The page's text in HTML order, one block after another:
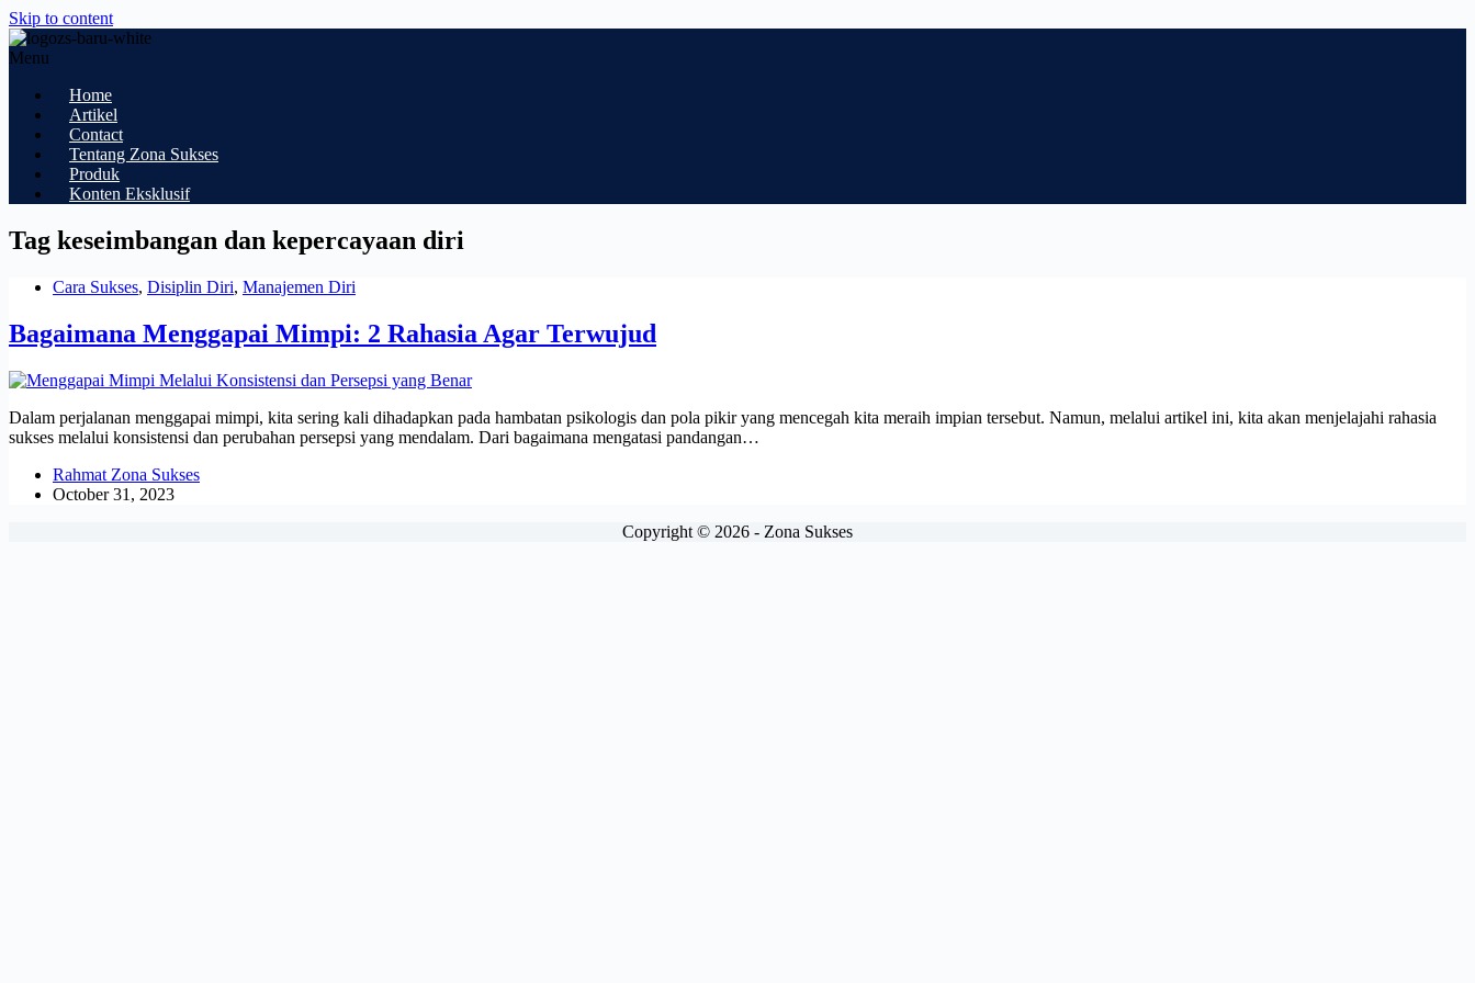
Skip to content
Menu
Home
Artikel
Contact
Tentang Zona Sukses
Produk
Konten Eksklusif
Tag keseimbangan dan kepercayaan diri
Cara Sukses, Disiplin Diri, Manajemen Diri
Bagaimana Menggapai Mimpi: 2 Rahasia Agar Terwujud
Dalam perjalanan menggapai mimpi, kita sering kali dihadapkan pada hambatan psikologis dan pola pikir yang mencegah kita meraih impian tersebut. Namun, melalui artikel ini, kita akan menjelajahi rahasia
sukses melalui konsistensi dan perubahan persepsi yang mendalam. Dari bagaimana mengatasi pandangan…
Rahmat Zona Sukses
October 31, 2023
Copyright © 2026 - Zona Sukses